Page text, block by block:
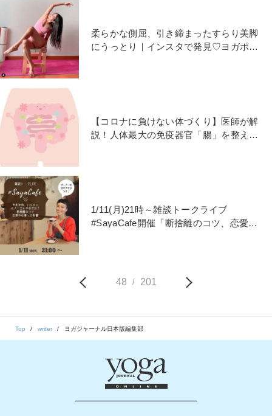
柔らかな側屈、引き締まったすらり美脚
にうっとり｜インスタで発見♡ヨガポー
【コロナに負けない体づくり】医師が解
説！人体最大の免疫器官「腸」を整える
1/11(月)21時～雑談トークライブ
#SayaCafe開催「断捨離のコツ、恋愛や
48 / 201
Top writer ヨガジャーナル日本版編集部